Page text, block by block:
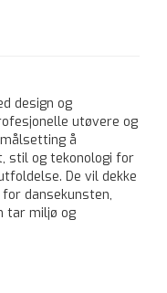
design og
utøvere og
å
stil og tekonologi for
De vil dekke
dansekunsten,
tar miljø og